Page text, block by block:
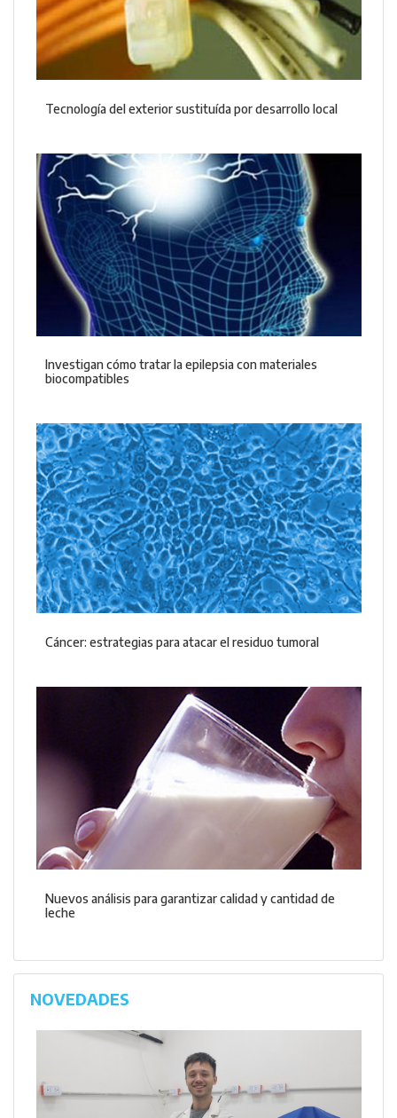
Tecnología del exterior sustituída por desarrollo local
Investigan cómo tratar la epilepsia con materiales
biocompatibles
Cáncer: estrategias para atacar el residuo tumoral
Nuevos análisis para garantizar calidad y cantidad de
leche
NOVEDADES